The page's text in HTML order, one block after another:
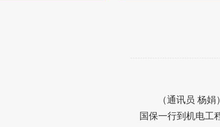
（通讯员 杨娟
国保一行到机电工